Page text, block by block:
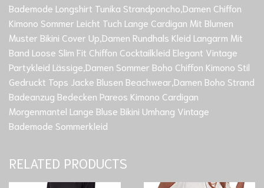
Bademode Longshirt Tunika Strandponcho,Damen Chiffon
Kimono Sommer Leicht Tuch Lange Cardigan Mit Blumen
Muster Bikini Cover Up,Damen Rundhals Kleid Langarm Mit
Band Loose Slim Fit Chiffon Cocktailkleid Elegant Vintage
Partykleid Lässige,Damen Sommer Boho Chiffon Kimono Stil
Gedruckt Tops Jacke Blusen Beachwear,Damen Boho Strand
Badeanzug Bedecken Pareos Kimono Cardigan
Morgenmantel Lange Bluse Bikini Umhang Vintage
Bademode Sommerkleid
RELATED PRODUCTS